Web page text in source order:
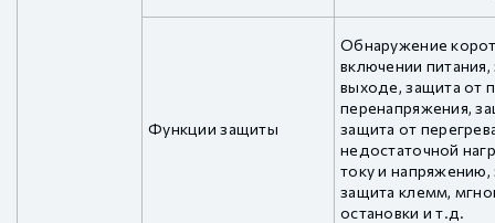
Функции защиты
Обнаружение
включении
выходе, защита от
перенапряжения,
защита от
недостаточной
току и
защита клемм,
остановки и т.д.